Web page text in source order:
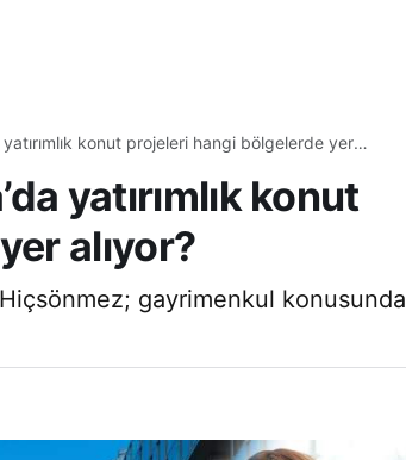
konut projeleri hangi bölgelerde yer
yatırımlık konut
alıyor?
gayrimenkul konusunda